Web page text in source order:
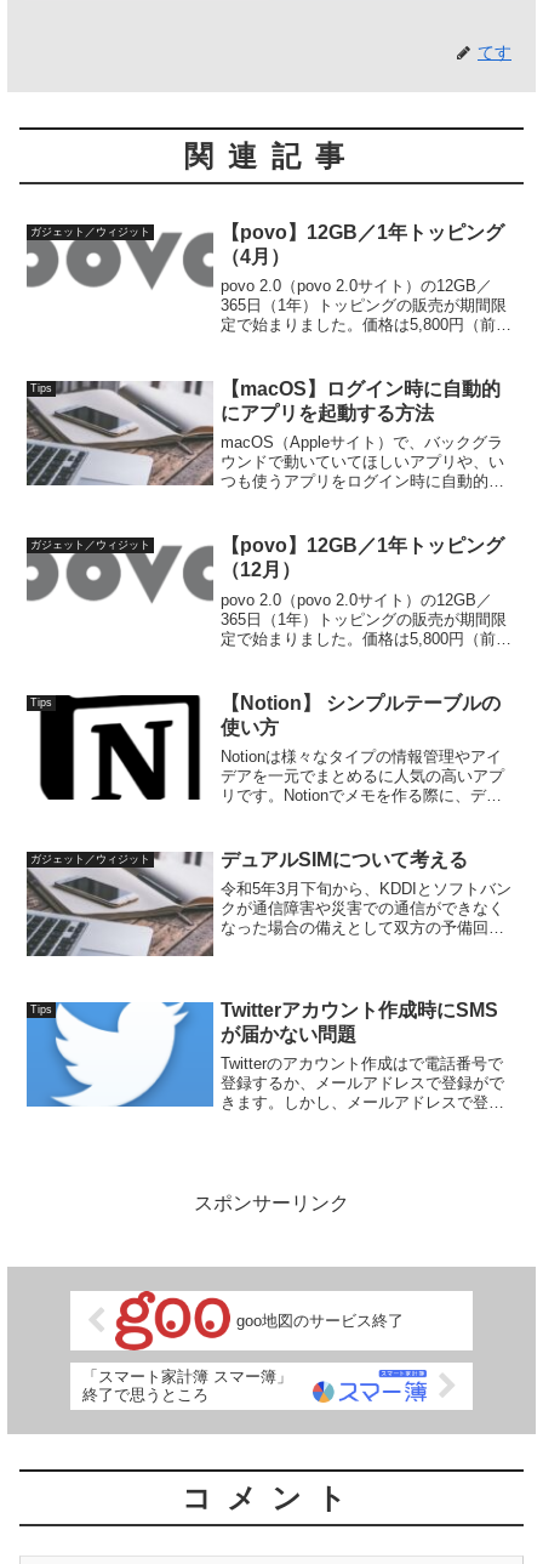
てす
関連記事
ガジェット／ウィジット
【povo】12GB／1年トッピング
（4月）
povo 2.0（povo 2.0サイト）の12GB／
365日（1年）トッピングの販売が期間限
定で始まりました。価格は5,800円（前回
売も始まっています...
Tips
【macOS】ログイン時に自動的
にアプリを起動する方法
macOS（Appleサイト）で、バックグラ
ウンドで動いていてほしいアプリや、い
つも使うアプリをログイン時に自動的に
設定（または削除設定）する方法をまと
めます。...
ガジェット／ウィジット
【povo】12GB／1年トッピング
（12月）
povo 2.0（povo 2.0サイト）の12GB／
365日（1年）トッピングの販売が期間限
定で始まりました。価格は5,800円（前回
されていますね。以下は...
Tips
【Notion】 シンプルテーブルの
使い方
Notionは様々なタイプの情報管理やアイ
デアを一元でまとめるに人気の高いアプ
リです。Notionでメモを作る際に、デー
シンプルテーブルを利用する方法があり
ます。シンプ...
ガジェット／ウィジット デュアルSIMについて考える
令和5年3月下旬から、KDDIとソフトバン
クが通信障害や災害での通信ができなく
なった場合の備えとして双方の予備回線
モもデュ...
Tips
Twitterアカウント作成時にSMS
が届かない問題
Twitterのアカウント作成はで電話番号で
登録するか、メールアドレスで登録がで
きます。しかし、メールアドレスで登録
スポンサーリンク
goo地図のサービス終了
「スマート家計簿 スマー簿」
終了で思うところ
コメント